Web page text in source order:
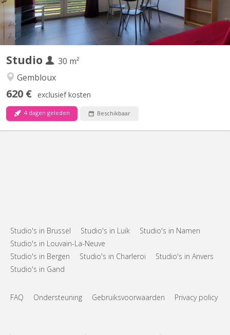
Studio
30 m²
Gembloux
620 € exclusief kosten
4 dagen geleden Beschikbaar
Studio's in Brussel Studio's in Luik
Studio's in Namen
Studio's in Louvain-La-Neuve
Studio's in Bergen
Studio's in Charleroi
Studio's in Anvers
Studio's in Gand
FAQ Ondersteuning Gebruiksvoorwaarden Privacy policy